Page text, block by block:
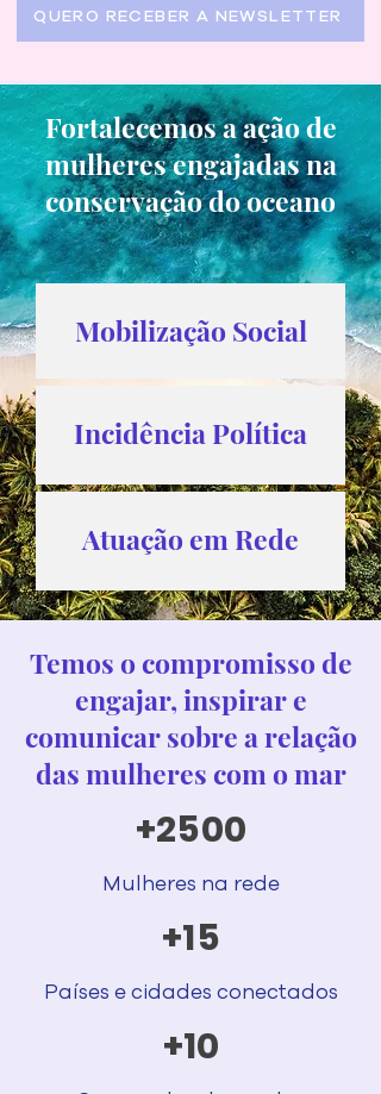
QUERO RECEBER A NEWSLETTER
Fortalecemos a ação de
mulheres engajadas na
conservação do oceano
Mobilização Social
Incidência Política
Atuação em Rede
Temos o compromisso de
engajar, inspirar e
comunicar sobre a relação
das mulheres com o mar
+2500
Mulheres na rede
+15
Países e cidades conectados
+10